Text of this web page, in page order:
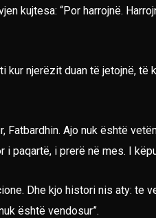
kujtesa: “Por harrojnë.
njerëzit duan të jetojnë, të
Fatbardhin. Ajo nuk është
paqartë, i prerë në mes. I
Dhe kjo histori nis aty: te
është vendosur”.